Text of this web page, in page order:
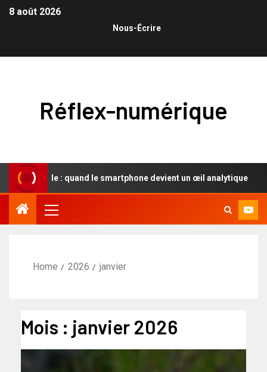
8 août 2026
Nous-Écrire
Réflex-numérique
: quand le smartphone devient un œil analytique
Home 2026 janvier
Mois : janvier 2026